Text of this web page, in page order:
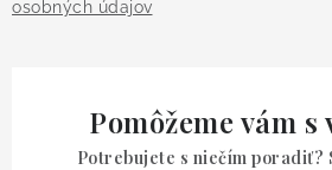
osobných údajov
Pomôžeme vám s
Potrebujete s niečím poradiť?